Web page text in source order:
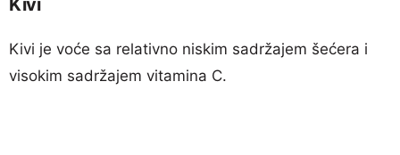
Kivi je voće sa relativno niskim sadržajem šećera i
visokim sadržajem vitamina C.